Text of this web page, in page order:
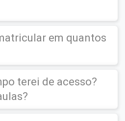
porém caso deseje emitir o
é cobrado uma taxa de
certificado Digital não é
residência, este ficará
ver um vídeo de como
em um
em quantos
matricular em quantos
terei de acesso?